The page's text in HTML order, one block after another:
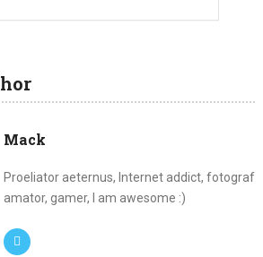
Mack
Proeliator aeternus, Internet addict, fotograf
amator, gamer, I am awesome :)